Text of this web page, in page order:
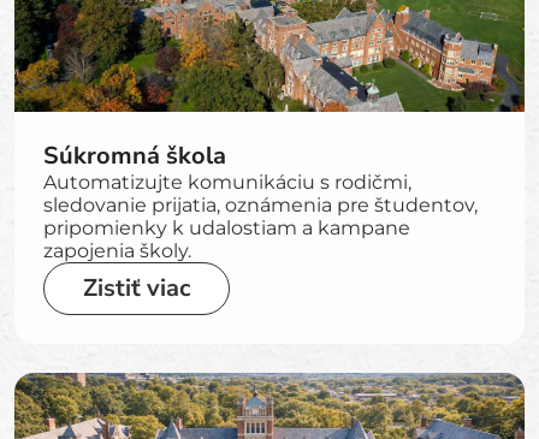
Súkromná škola
Automatizujte komunikáciu s rodičmi,
sledovanie prijatia, oznámenia pre študentov,
pripomienky k udalostiam a kampane
zapojenia školy.
Zistiť viac